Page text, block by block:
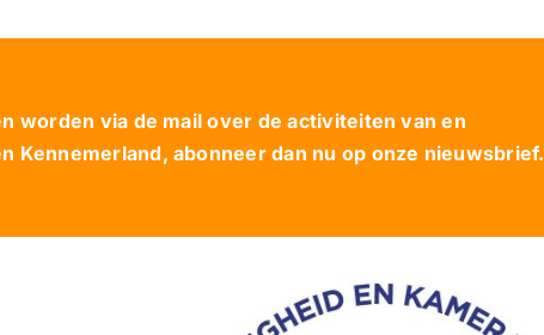
worden via de mail over de activiteiten van en
Kennemerland, abonneer dan nu op onze nieuwsbrief.